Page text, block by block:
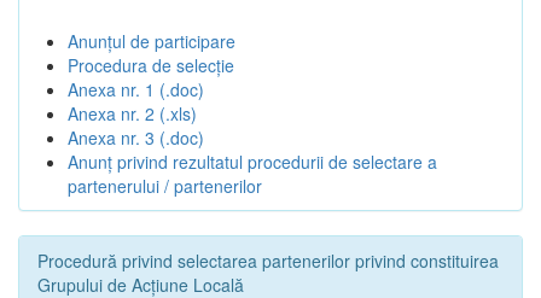
Anunțul de participare
Procedura de selecție
Anexa nr. 1 (.doc)
Anexa nr. 2 (.xls)
Anexa nr. 3 (.doc)
Anunț privind rezultatul procedurii de selectare a
partenerului / partenerilor
Procedură privind selectarea partenerilor privind constituirea
Grupului de Acțiune Locală